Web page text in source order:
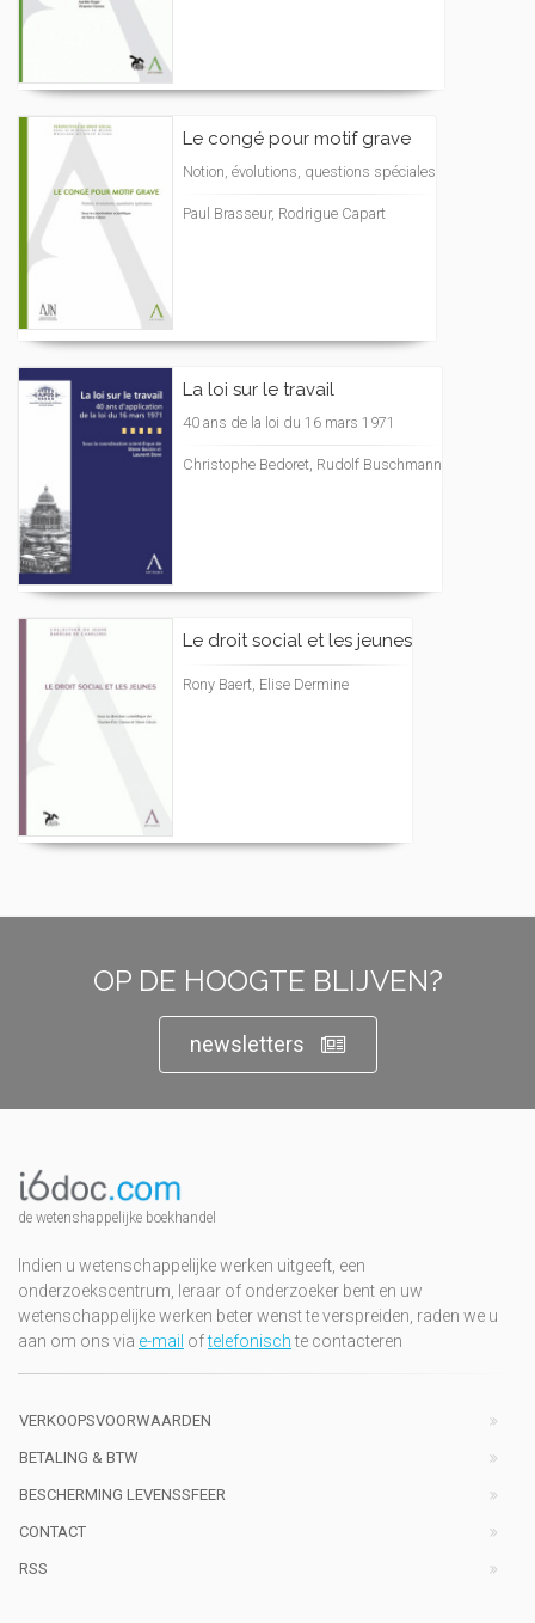
Le congé pour motif grave
Notion, évolutions, questions spéciales
Paul Brasseur, Rodrigue Capart
La loi sur le travail
40 ans de la loi du 16 mars 1971
Christophe Bedoret, Rudolf Buschmann
Le droit social et les jeunes
Rony Baert, Elise Dermine
OP DE HOOGTE BLIJVEN?
newsletters
de wetenshappelijke boekhandel
Indien u wetenschappelijke werken uitgeeft, een
onderzoekscentrum, leraar of onderzoeker bent en uw
wetenschappelijke werken beter wenst te verspreiden, raden we u
aan om ons via e-mail oftelefonischte contacteren
VERKOOPSVOORWAARDEN
BETALING & BTW
BESCHERMING LEVENSSFEER
CONTACT
RSS